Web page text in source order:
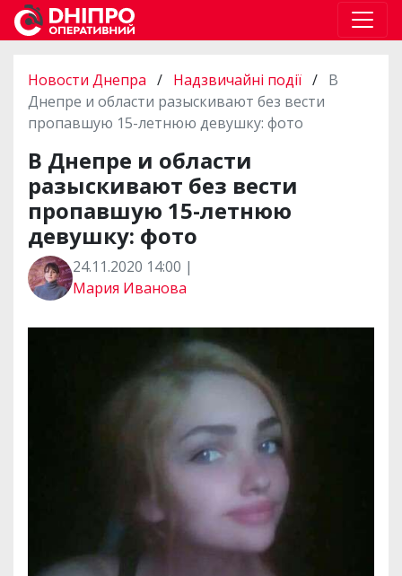
Новости Днепра / Надзвичайні події / В
Днепре и области разыскивают без вести
пропавшую 15-летнюю девушку: фото
В Днепре и области
разыскивают без вести
пропавшую 15-летнюю
девушку: фото
24.11.2020 14:00 |
Мария Иванова